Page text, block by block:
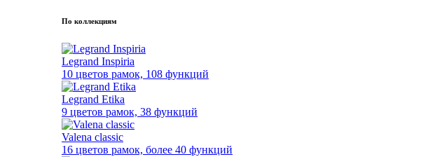
По коллекциям
Legrand Inspiria
10 цветов рамок, 108 функций
Legrand Etika
9 цветов рамок, 38 функций
Valena classic
16 цветов рамок, более 40 функций